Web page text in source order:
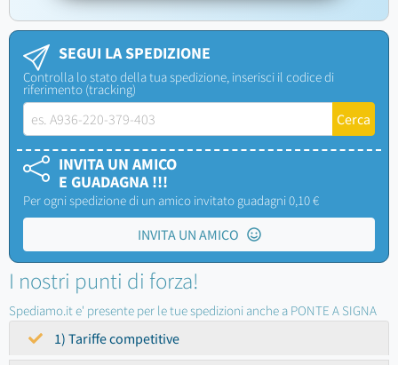
SEGUI LA SPEDIZIONE
Controlla lo stato della tua spedizione, inserisci il codice di
riferimento (tracking)
INVITA UN AMICO
E GUADAGNA !!!
Per ogni spedizione di un amico invitato guadagni 0,10 €
INVITA UN AMICO
I nostri punti di forza!
Spediamo.it e' presente per le tue spedizioni anche a PONTE A SIGNA
1) Tariffe competitive